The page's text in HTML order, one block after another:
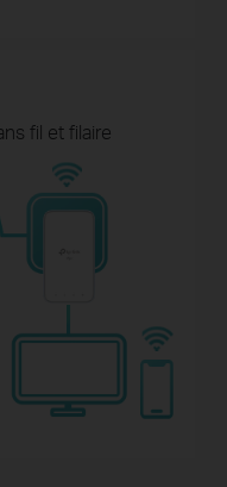
fil et filaire